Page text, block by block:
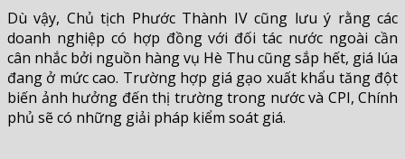
Dù vậy, Chủ tịch Phước Thành IV cũng lưu ý rằng các
doanh nghiệp có hợp đồng với đối tác nước ngoài cần
cân nhắc bởi nguồn hàng vụ Hè Thu cũng sắp hết, giá lúa
đang ở mức cao. Trường hợp giá gạo xuất khẩu tăng đột
biến ảnh hưởng đến thị trường trong nước và CPI, Chính
phủ sẽ có những giải pháp kiểm soát giá.